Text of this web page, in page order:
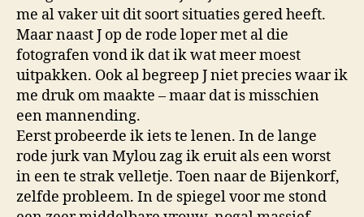
me al vaker uit dit soort situaties gered heeft.
Maar naast J op de rode loper met al die
fotografen vond ik dat ik wat meer moest
uitpakken. Ook al begreep J niet precies waar ik
me druk om maakte – maar dat is misschien
een mannending.
Eerst probeerde ik iets te lenen. In de lange
rode jurk van Mylou zag ik eruit als een worst
in een te strak velletje. Toen naar de Bijenkorf,
zelfde probleem. In de spiegel voor me stond